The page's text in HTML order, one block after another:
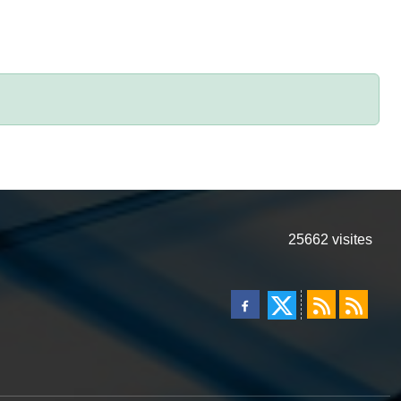
25662 visites